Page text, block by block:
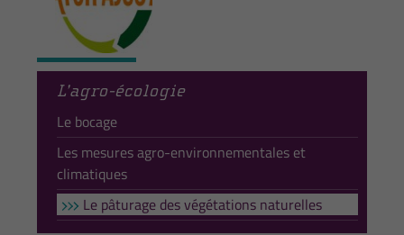
L’agro-écologie
Le bocage
Les mesures agro-environnementales et
climatiques
Le pâturage des végétations naturelles